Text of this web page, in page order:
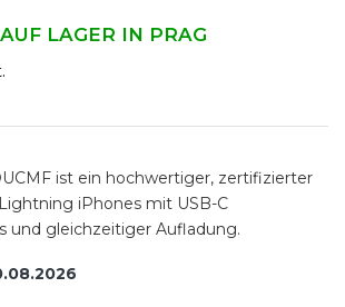
AUF LAGER IN PRAG
ist ein hochwertiger, zertifizierter
iPhones mit USB-C
und gleichzeitiger Aufladung.